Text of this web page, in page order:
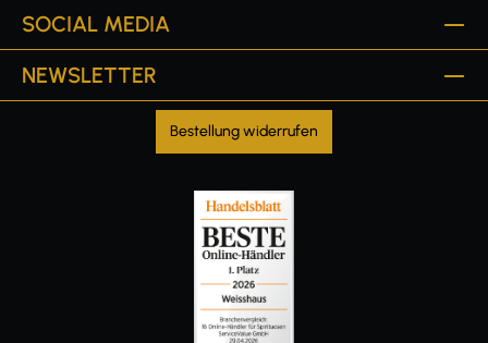
SOCIAL MEDIA
NEWSLETTER
Bestellung widerrufen